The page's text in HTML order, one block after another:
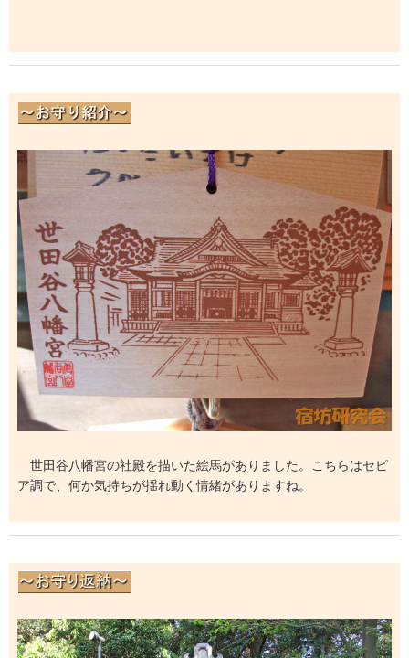
世田谷八幡宮の社殿を描いた絵馬がありました。こちらはセピ
ア調で、何か気持ちが揺れ動く情緒がありますね。